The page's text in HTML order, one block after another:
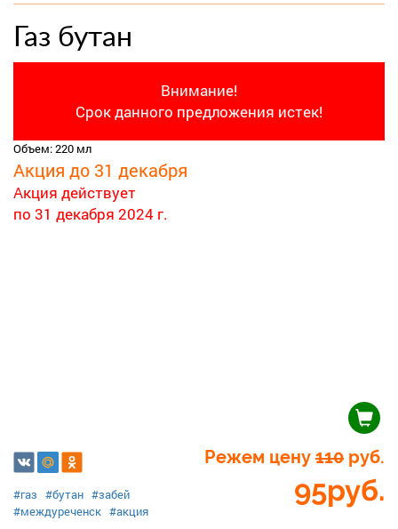
Газ бутан
Внимание!
Срок данного предложения истек!
Объем: 220 мл
Акция до 31 декабря
Акция действует
по 31 декабря 2024 г.
Режем цену 110 руб.
95руб.
#газ #бутан #забей
#междуреченск #акция